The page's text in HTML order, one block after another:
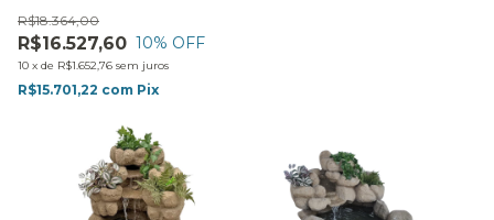
R$16.527,60
R$18.364,00
10% OFF
10 x de R$1.652,76 sem juros
R$15.701,22 com Pix